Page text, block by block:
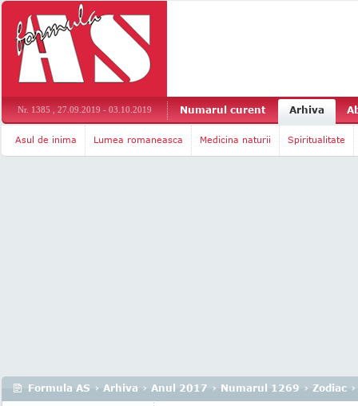
Nr. 1385 , 27.09.2019 - 03.10.2019 Numarul curent Arhiva
Asul de inima Lumea romaneasca Medicina naturii Spiritualitate
Formula AS › Arhiva › Anul 2017 › Numarul 1269 › Zodiac